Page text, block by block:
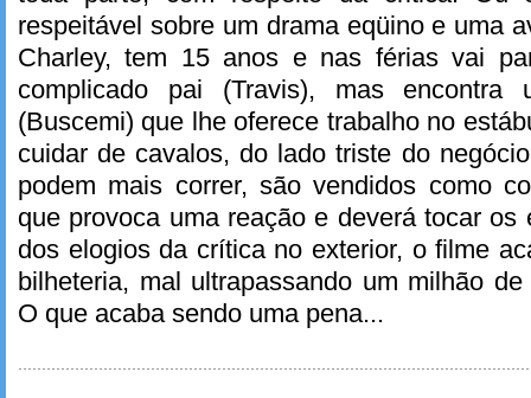
respeitável sobre um drama eqüino e uma
Charley, tem 15 anos e nas férias vai
complicado pai (Travis), mas encontra
(Buscemi) que lhe oferece trabalho no
cuidar de cavalos, do lado triste do
podem mais correr, são vendidos como
que provoca uma reação e deverá tocar os
dos elogios da crítica no exterior, o filme
bilheteria, mal ultrapassando um milhão
O que acaba sendo uma pena...